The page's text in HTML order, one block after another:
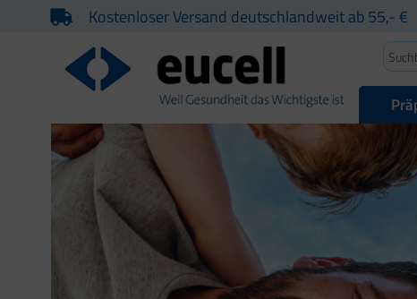
Kostenloser Versand deutschlandweit ab 55,- €